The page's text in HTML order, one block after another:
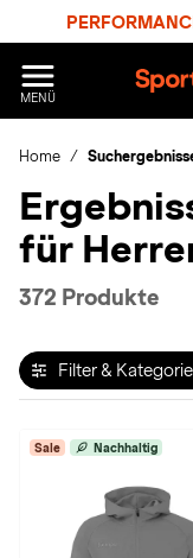
MENÜ
p
r
S
h
c
Home
für
372 Produkte
Filter &
Sale Nachhaltig